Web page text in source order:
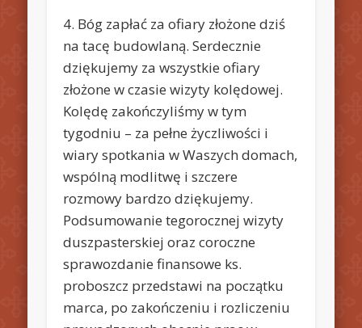
4. Bóg zapłać za ofiary złożone dziś
na tacę budowlaną. Serdecznie
dziękujemy za wszystkie ofiary
złożone w czasie wizyty kolędowej.
Kolędę zakończyliśmy w tym
tygodniu – za pełne życzliwości i
wiary spotkania w Waszych domach,
wspólną modlitwę i szczere
rozmowy bardzo dziękujemy.
Podsumowanie tegorocznej wizyty
duszpasterskiej oraz coroczne
sprawozdanie finansowe ks.
proboszcz przedstawi na początku
marca, po zakończeniu i rozliczeniu